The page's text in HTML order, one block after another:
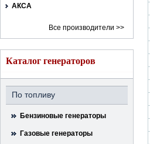
АКСА
Все производители >>
Каталог генераторов
По топливу
Бензиновые генераторы
Газовые генераторы